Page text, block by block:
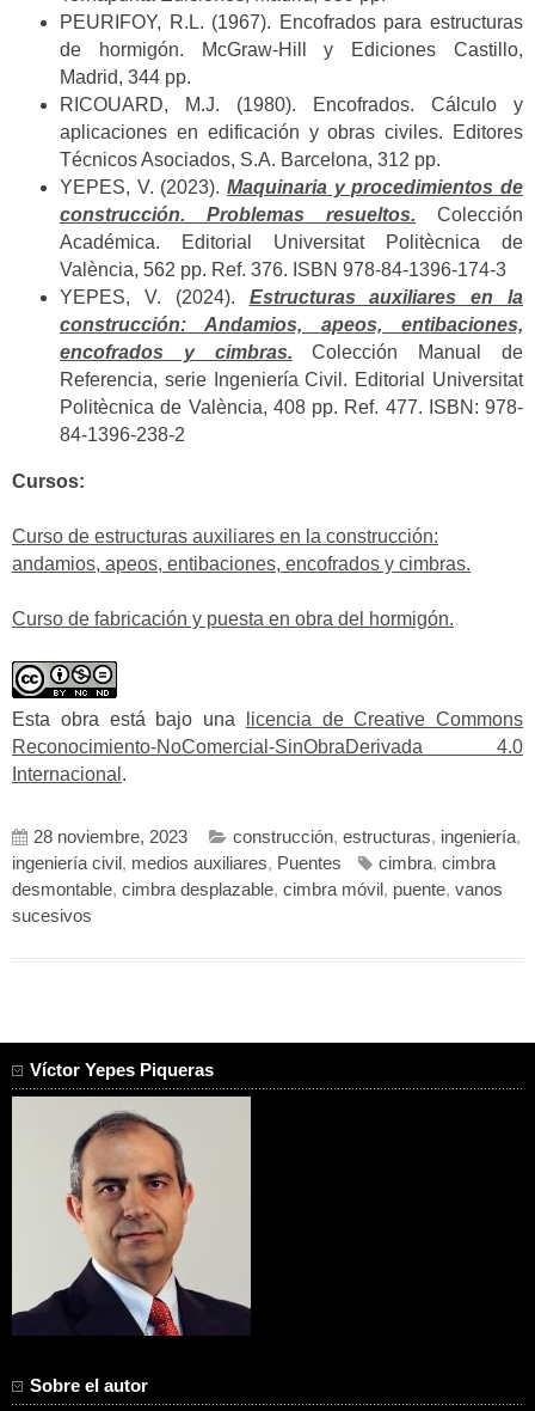
PEURIFOY, R.L. (1967). Encofrados para estructuras
de hormigón. McGraw-Hill y Ediciones Castillo,
Madrid, 344 pp.
RICOUARD, M.J. (1980). Encofrados. Cálculo y
aplicaciones en edificación y obras civiles. Editores
Técnicos Asociados, S.A. Barcelona, 312 pp.
YEPES, V. (2023). Maquinaria y procedimientos de
construcción. Problemas resueltos. Colección
Académica. Editorial Universitat Politècnica de
València, 562 pp. Ref. 376. ISBN 978-84-1396-174-3
YEPES, V. (2024). Estructuras auxiliares en la
construcción: Andamios, apeos, entibaciones,
encofrados y cimbras. Colección Manual de
Referencia, serie Ingeniería Civil. Editorial Universitat
Politècnica de València, 408 pp. Ref. 477. ISBN: 978-
84-1396-238-2
Cursos:
Curso de estructuras auxiliares en la construcción:
andamios, apeos, entibaciones, encofrados y cimbras.
Curso de fabricación y puesta en obra del hormigón.
Esta obra está bajo una
licencia de Creative Commons
Reconocimiento-NoComercial-SinObraDerivada 4.0
Internacional .
28 noviembre, 2023 construcción, estructuras, ingeniería,
ingeniería civil , medios auxiliares, Puentes cimbra, cimbra
desmontable, cimbra desplazable, cimbra móvil , puente, vanos
sucesivos
Víctor Yepes Piqueras
Sobre el autor